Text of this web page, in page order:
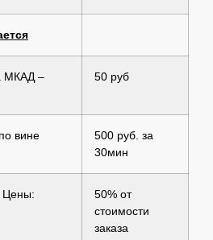
МКАД –
50 руб
вине
500 руб. за
30мин
Цены:
50% от
стоимости
заказа